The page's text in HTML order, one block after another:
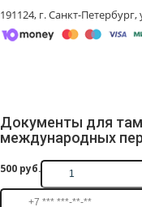
191124, г. Санкт-Петербург,
Документы для
международных
500 руб.